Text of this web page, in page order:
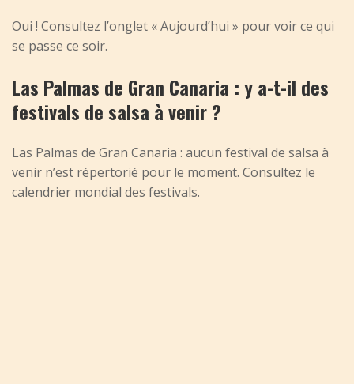
Oui ! Consultez l’onglet « Aujourd’hui » pour voir ce qui
se passe ce soir.
Las Palmas de Gran Canaria : y a-t-il des
festivals de salsa à venir ?
Las Palmas de Gran Canaria : aucun festival de salsa à
venir n’est répertorié pour le moment. Consultez le
calendrier mondial des festivals.